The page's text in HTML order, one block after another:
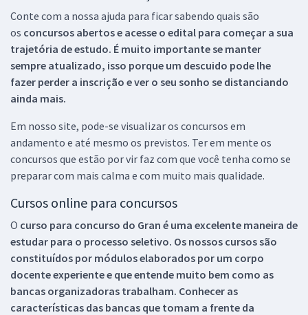
Conte com a nossa ajuda para ficar sabendo quais são
os concursos abertos e acesse o edital para começar a sua
trajetória de estudo. É muito importante se manter
sempre atualizado, isso porque um descuido pode lhe
fazer perder a inscrição e ver o seu sonho se distanciando
ainda mais.
Em nosso site, pode-se visualizar os concursos em
andamento e até mesmo os previstos. Ter em mente os
concursos que estão por vir faz com que você tenha como se
preparar com mais calma e com muito mais qualidade.
Cursos online para concursos
O curso para concurso do Gran é uma excelente maneira de
estudar para o processo seletivo. Os nossos cursos são
constituídos por módulos elaborados por um corpo
docente experiente e que entende muito bem como as
bancas organizadoras trabalham. Conhecer as
características das bancas que tomam a frente da